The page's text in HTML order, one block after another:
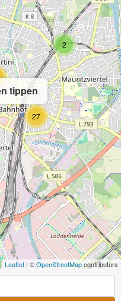
tippen
2
27
Leaflet | ©OpenStreetMapcontributors